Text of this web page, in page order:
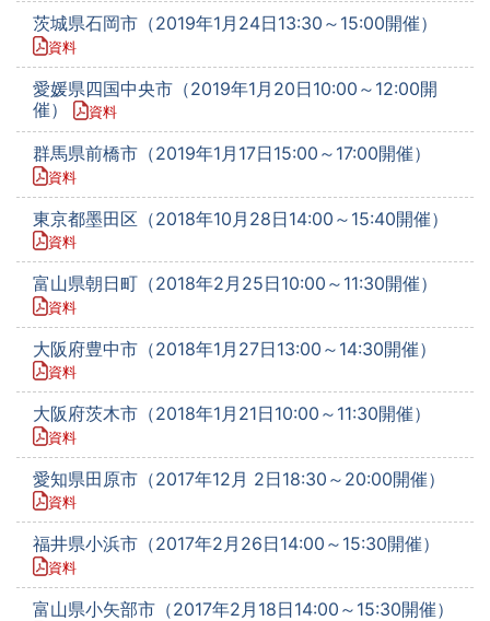
茨城県石岡市（2019年1月24日13:30～15:00開催）
資料
愛媛県四国中央市（2019年1月20日10:00～12:00開
催）
資料
群馬県前橋市（2019年1月17日15:00～17:00開催）
資料
東京都墨田区（2018年10月28日14:00～15:40開催）
資料
富山県朝日町（2018年2月25日10:00～11:30開催）
資料
大阪府豊中市（2018年1月27日13:00～14:30開催）
資料
大阪府茨木市（2018年1月21日10:00～11:30開催）
資料
愛知県田原市（2017年12月 2日18:30～20:00開催）
資料
福井県小浜市（2017年2月26日14:00～15:30開催）
資料
富山県小矢部市（2017年2月18日14:00～15:30開催）